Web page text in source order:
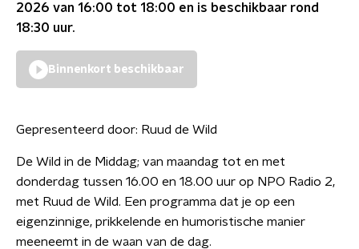
2026 van 16:00 tot 18:00 en is beschikbaar rond
18:30 uur.
Binnenkort beschikbaar
Gepresenteerd door: Ruud de Wild
De Wild in de Middag; van maandag tot en met
donderdag tussen 16.00 en 18.00 uur op NPO Radio 2,
met Ruud de Wild. Een programma dat je op een
eigenzinnige, prikkelende en humoristische manier
meeneemt in de waan van de dag.